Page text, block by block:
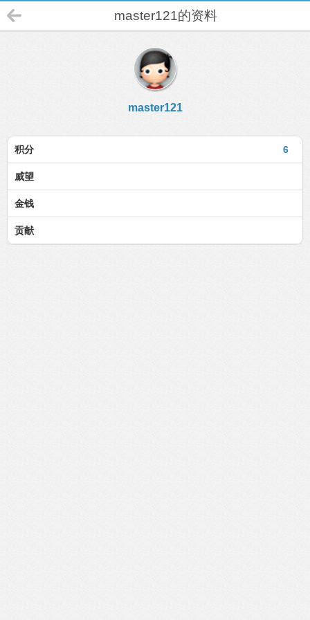
master121的资料
master121
6
积分
威望
金钱
贡献